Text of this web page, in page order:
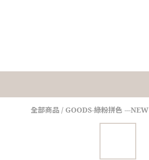
全部商品 / GOODS-綠粉拼色 ---NEW